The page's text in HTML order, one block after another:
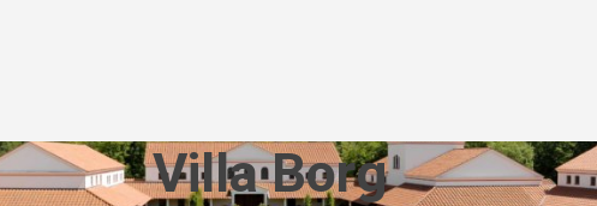
Villa Borg